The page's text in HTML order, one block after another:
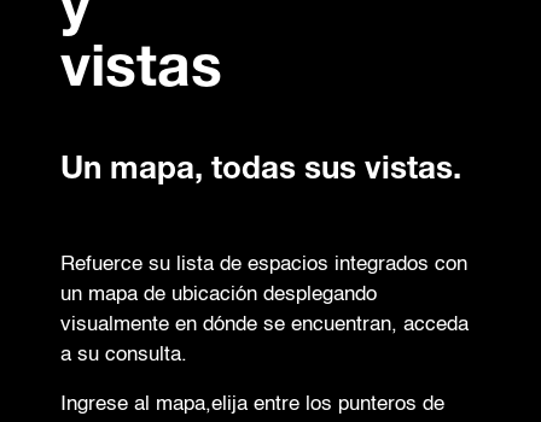
y
vistas
Un mapa, todas sus vistas.
Refuerce su lista de espacios integrados con
un mapa de ubicación desplegando
visualmente en dónde se encuentran, acceda
a su consulta.
Ingrese al mapa,elija entre los punteros de